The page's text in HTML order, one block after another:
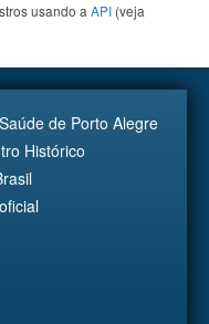
usando a API (veja
de Porto Alegre
Histórico